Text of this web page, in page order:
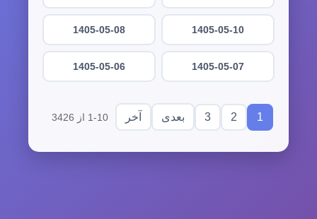
1405-05-10
1405-05-08
1405-05-07
1405-05-06
1
2
3 بعدی آخر 1-10 از 3426